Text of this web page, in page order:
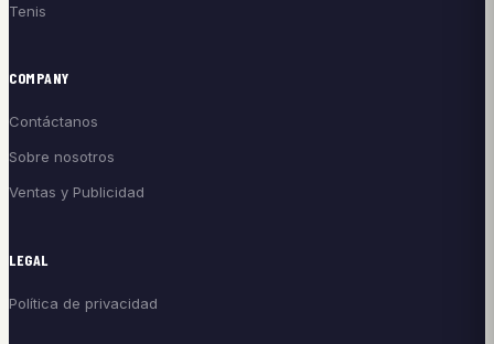
Tenis
COMPANY
Contáctanos
Sobre nosotros
Ventas y Publicidad
LEGAL
Política de privacidad